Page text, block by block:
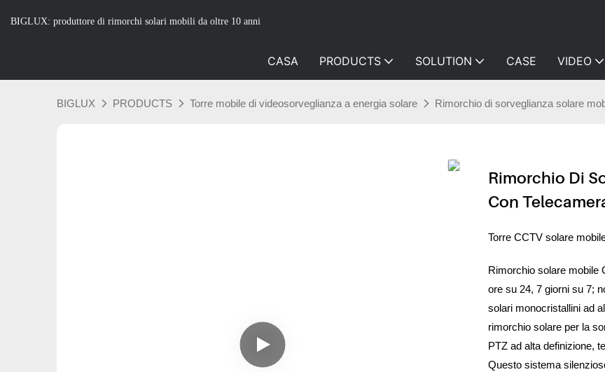
BIGLUX: produttore di rimorchi solari mobili da oltre 10 anni
CASA PRODUCTS SOLUTION CASE VIDEO
BIGLUX PRODUCTS Torre mobile di videosorveglianza a energia solare Rimorchio di sorveglianza solare
Rimorchio Di
Con
Torre CCTV solare
Rimorchio solare mobile
ore su 24, 7 giorni su 7;
solari monocristallini ad
rimorchio solare per la
PTZ ad alta definizione,
Questo sistema